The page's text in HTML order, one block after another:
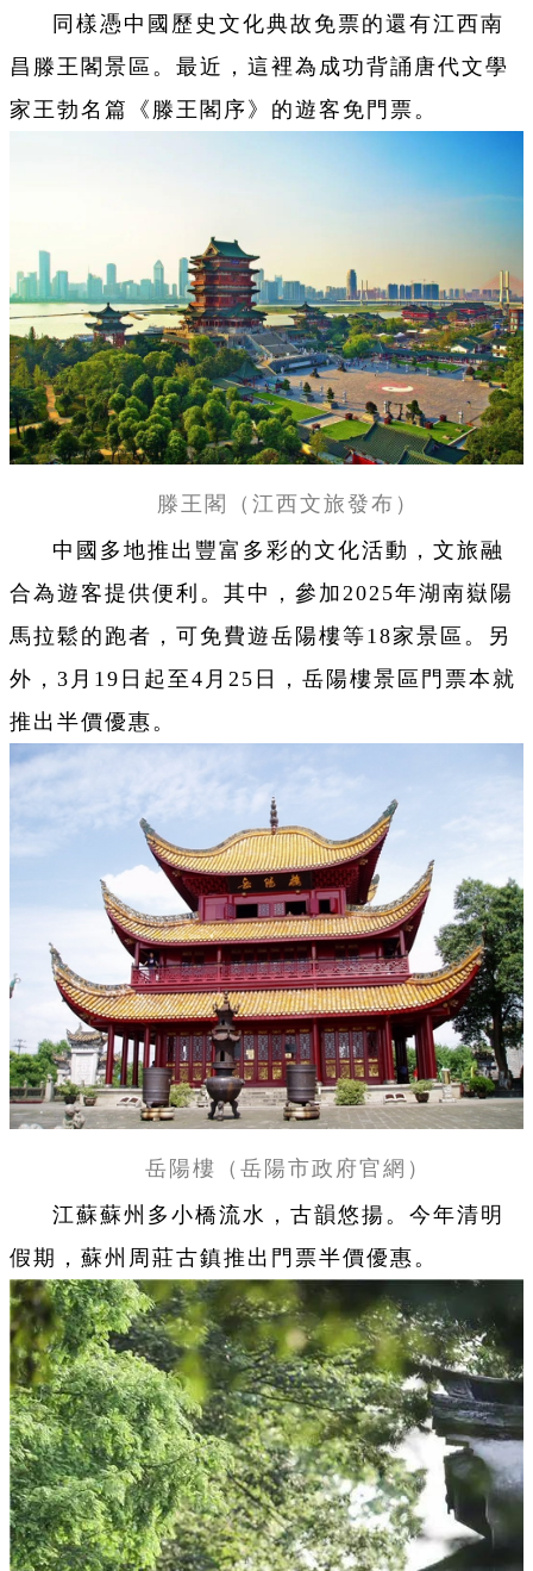
同樣憑中國歷史文化典故免票的還有江西南
昌滕王閣景區。最近，這裡為成功背誦唐代文學
家王勃名篇《滕王閣序》的遊客免門票。
滕王閣（江西文旅發布）
中國多地推出豐富多彩的文化活動，文旅融
合為遊客提供便利。其中，參加2025年湖南嶽陽
馬拉鬆的跑者，可免費遊岳陽樓等18家景區。另
外，3月19日起至4月25日，岳陽樓景區門票本就
推出半價優惠。
岳陽樓（岳陽市政府官網）
江蘇蘇州多小橋流水，古韻悠揚。今年清明
假期，蘇州周莊古鎮推出門票半價優惠。